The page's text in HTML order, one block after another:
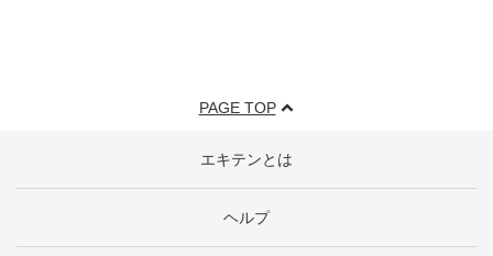
PAGE TOP
エキテンとは
ヘルプ